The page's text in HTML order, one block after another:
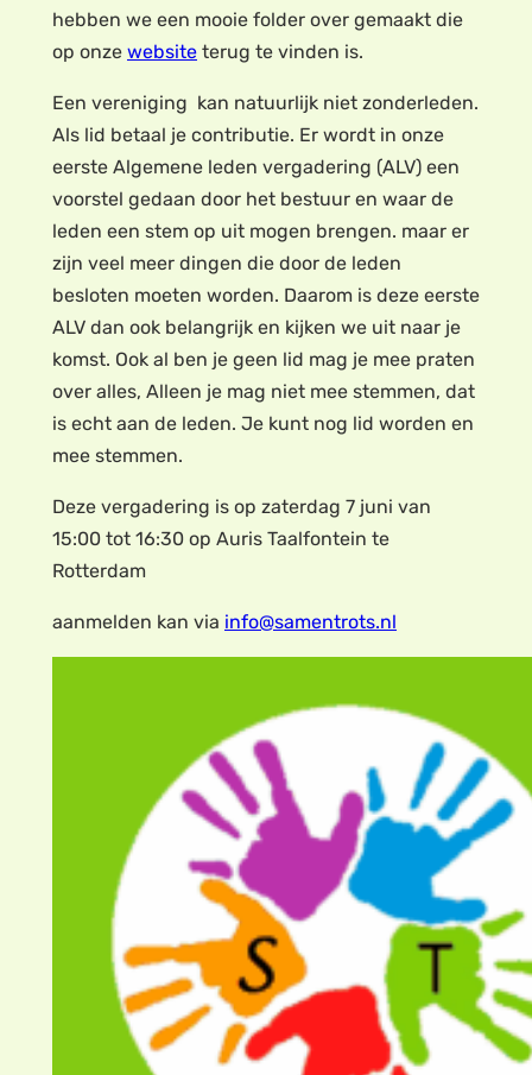
hebben we een mooie folder over gemaakt die
op onze website terug te vinden is.
Een vereniging kan natuurlijk niet zonderleden.
Als lid betaal je contributie. Er wordt in onze
eerste Algemene leden vergadering (ALV) een
voorstel gedaan door het bestuur en waar de
leden een stem op uit mogen brengen. maar er
zijn veel meer dingen die door de leden
besloten moeten worden. Daarom is deze eerste
ALV dan ook belangrijk en kijken we uit naar je
komst. Ook al ben je geen lid mag je mee praten
over alles, Alleen je mag niet mee stemmen, dat
is echt aan de leden. Je kunt nog lid worden en
mee stemmen.
Deze vergadering is op zaterdag 7 juni van
15:00 tot 16:30 op Auris Taalfontein te
Rotterdam
aanmelden kan via info@samentrots.nl